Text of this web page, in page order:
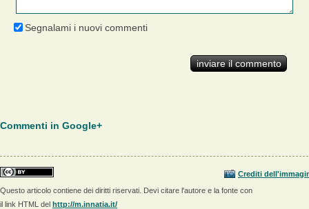
Segnalami i nuovi commenti
Commenti in Google+
Crediti
Questo articolo contiene dei diritti riservati. Devi citare l'autore e la fonte con
il link HTML del http://m.innatia.it/